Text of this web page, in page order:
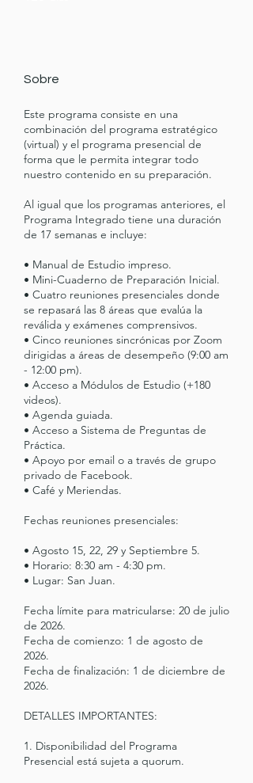
Sobre
Este programa consiste en una
combinación del programa estratégico
(virtual) y el programa presencial de
forma que le permita integrar todo
nuestro contenido en su preparación.
Al igual que los programas anteriores, el
Programa Integrado tiene una duración
de 17 semanas e incluye:
• Manual de Estudio impreso.
• Mini-Cuaderno de Preparación Inicial.
• Cuatro reuniones presenciales donde
se repasará las 8 áreas que evalúa la
reválida y exámenes comprensivos.
• Cinco reuniones sincrónicas por Zoom
dirigidas a áreas de desempeño (9:00 am
- 12:00 pm).
• Acceso a Módulos de Estudio (+180
videos).
• Agenda guiada.
• Acceso a Sistema de Preguntas de
Práctica.
• Apoyo por email o a través de grupo
privado de Facebook.
• Café y Meriendas.
Fechas reuniones presenciales:
• Agosto 15, 22, 29 y Septiembre 5.
• Horario: 8:30 am - 4:30 pm.
• Lugar: San Juan.
Fecha límite para matricularse: 20 de julio
de 2026.
Fecha de comienzo: 1 de agosto de
2026.
Fecha de finalización: 1 de diciembre de
2026.
DETALLES IMPORTANTES:
1. Disponibilidad del Programa
Presencial está sujeta a quorum.